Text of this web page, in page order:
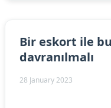
Bir eskort ile
davranılmalı
28 January 2023